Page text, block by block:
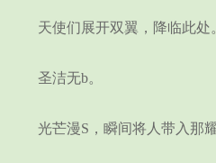
天使们展开双翼，降临此处
圣洁无b。
光芒漫S，瞬间将人带入那耀